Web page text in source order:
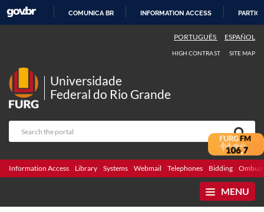
COMUNICA BR INFORMATION ACCESS
PORTUGUÊS ESPAÑOL
HIGH CONTRAST SITE MAP
Universidade
Federal do Rio Grande
Information Access Library Systems Webmail Telephones Bidding
MENU